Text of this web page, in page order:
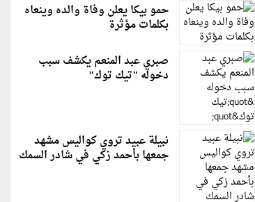
حمو بيكا يعلن وفاة والده وينعاه
بكلمات مؤثرة
صبري عبد المنعم يكشف سبب
دخوله "تيك توك"
نبيلة عبيد تروي كواليس مشهد
جمعها بأحمد زكي في شادر السمك